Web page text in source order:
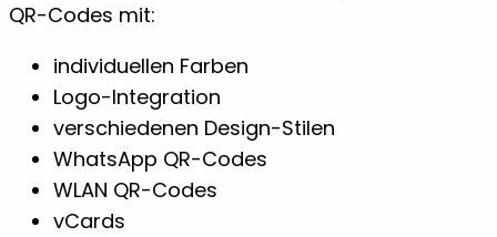
QR-Codes mit:
individuellen Farben
Logo-Integration
verschiedenen Design-Stilen
WhatsApp QR-Codes
WLAN QR-Codes
vCards